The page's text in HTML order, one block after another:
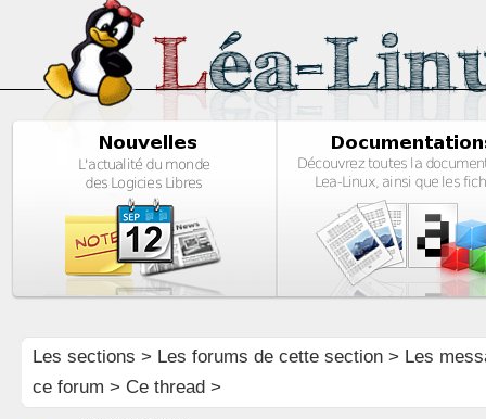
Les sections > Les forums de cette section> Les
ce forum > Ce thread >